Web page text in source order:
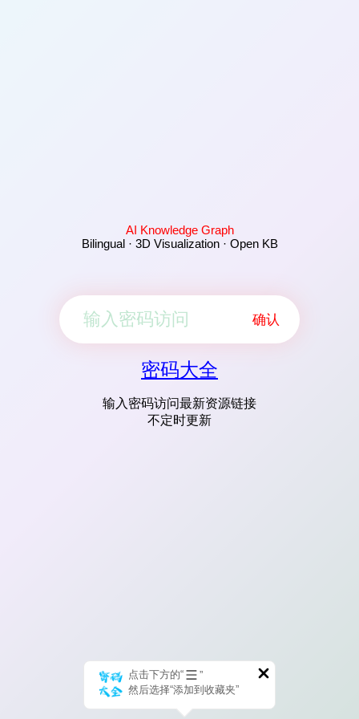
AI Knowledge Graph
Bilingual · 3D Visualization · Open KB
确认
密码大全
输入密码访问最新资源链接
不定时更新
点击下方的“
”
然后选择“添加到收藏夹”